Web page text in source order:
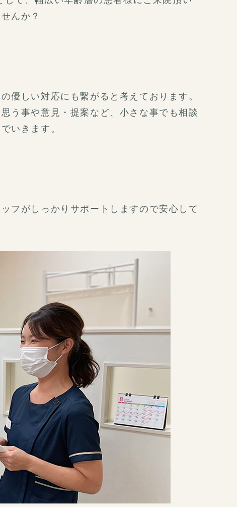
んか？
優しい対応にも繋がると考えております。
う事や意見・提案など、小さな事でも相談
いきます。
フがしっかりサポートしますので安心して